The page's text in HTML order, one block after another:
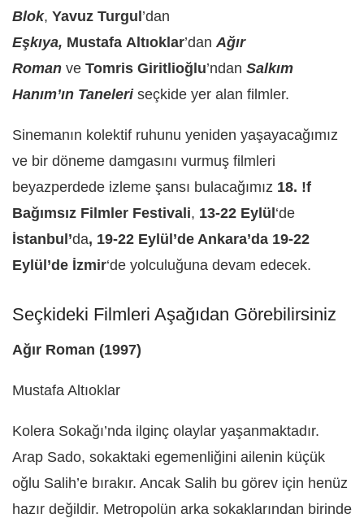
Blok, Yavuz Turgul ’dan
Eşkıya, Mustafa Altıoklar’danAğır
Roman ve Tomris Giritlioğlu’ndan Salkım
Hanım’ın Taneleri seçkide yer alan filmler.
Sinemanın kolektif ruhunu yeniden yaşayacağımız
ve bir döneme damgasını vurmuş filmleri
beyazperdede izleme şansı bulacağımız 18. !f
Bağımsız Filmler Festivali, 13-22 Eylül ‘de
İstanbul’da, 19-22 Eylül’de Ankara’da 19-22
Eylül’de İzmir‘de yolculuğuna devam edecek.
Seçkideki Filmleri Aşağıdan Görebilirsiniz
Ağır Roman (1997)
Mustafa Altıoklar
Kolera Sokağı’nda ilginç olaylar yaşanmaktadır.
Arap Sado, sokaktaki egemenliğini ailenin küçük
oğlu Salih’e bırakır. Ancak Salih bu görev için henüz
hazır değildir. Metropolün arka sokaklarından birinde